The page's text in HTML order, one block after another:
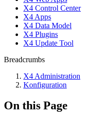
X4 Control Center
X4 Apps
X4 Data Model
X4 Plugins
X4 Update Tool
Breadcrumbs
X4 Administration
Konfiguration
On this Page